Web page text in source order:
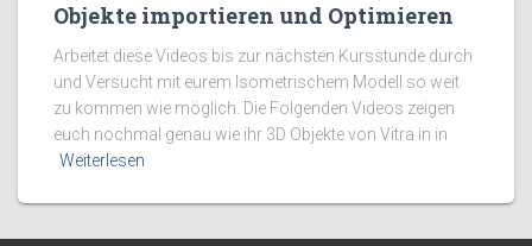
Objekte importieren und Optimieren
Arbeitet diese Videos bis zur nächsten Kursstunde durch
und Versucht mit eurem Isometrischem Modell so weit
zu kommen wie möglich. Die Folgenden Videos zeigen
euch nochmal genau wie ihr 3D Objekte von Vitra in in
Weiterlesen